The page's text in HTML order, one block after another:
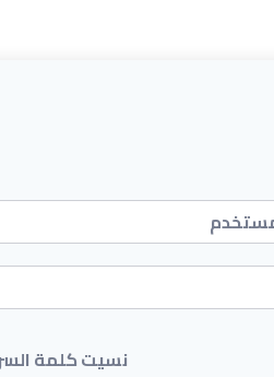
نسيت كلمة